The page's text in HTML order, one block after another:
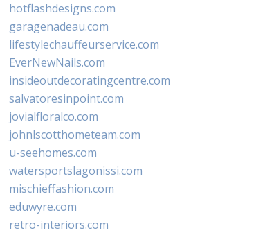
hotflashdesigns.com
garagenadeau.com
lifestylechauffeurservice.com
EverNewNails.com
insideoutdecoratingcentre.com
salvatoresinpoint.com
jovialfloralco.com
johnlscotthometeam.com
u-seehomes.com
watersportslagonissi.com
mischieffashion.com
eduwyre.com
retro-interiors.com